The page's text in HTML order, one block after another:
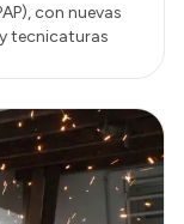
con nuevas
tecnicaturas